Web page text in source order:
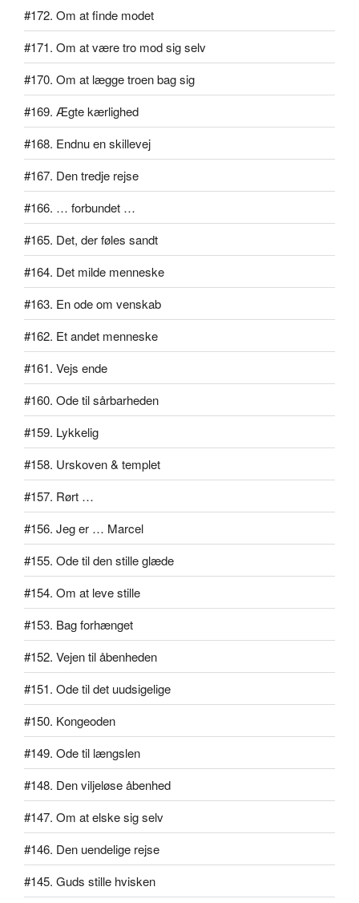
#172. Om at finde modet
#171. Om at være tro mod sig selv
#170. Om at lægge troen bag sig
#169. Ægte kærlighed
#168. Endnu en skillevej
#167. Den tredje rejse
#166. … forbundet …
#165. Det, der føles sandt
#164. Det milde menneske
#163. En ode om venskab
#162. Et andet menneske
#161. Vejs ende
#160. Ode til sårbarheden
#159. Lykkelig
#158. Urskoven & templet
#157. Rørt …
#156. Jeg er … Marcel
#155. Ode til den stille glæde
#154. Om at leve stille
#153. Bag forhænget
#152. Vejen til åbenheden
#151. Ode til det uudsigelige
#150. Kongeoden
#149. Ode til længslen
#148. Den viljeløse åbenhed
#147. Om at elske sig selv
#146. Den uendelige rejse
#145. Guds stille hvisken